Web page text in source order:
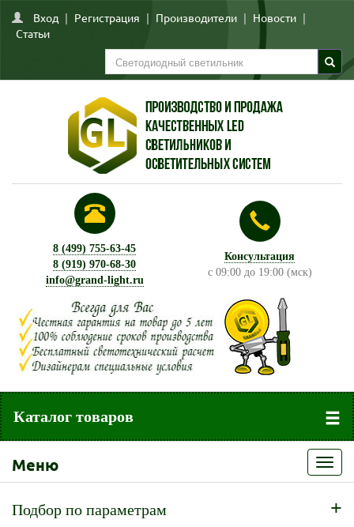
Вход | Регистрация | Производители | Новости |
Статьи
8 (499) 755-63-45
8 (919) 970-68-30
info@grand-light.ru
Консультация
с 09:00 до 19:00 (мск)
Каталог товаров
Меню
Подбор по параметрам +